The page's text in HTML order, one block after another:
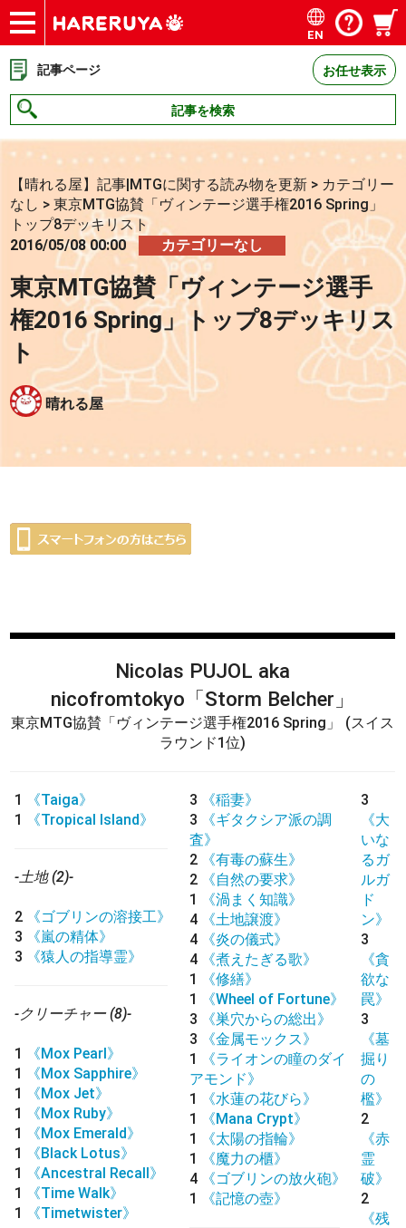
ショップ
買取
記事
デッキ検索
デッキ構築
選手一覧
店舗一覧
イベント
お問い合わせ
EN
記事ページ お任せ表示
記事を検索
【晴れる屋】記事|MTGに関する読み物を更新 > カテゴリー
なし >東京MTG協賛「ヴィンテージ選手権2016 Spring」
トップ8デッキリスト
2016/05/08 00:00
カテゴリーなし
東京MTG協賛「ヴィンテージ選手
権2016 Spring」トップ8デッキリス
ト
晴れる屋
Nicolas PUJOL aka
nicofromtokyo 「Storm Belcher」
東京MTG協賛「ヴィンテージ選手権2016 Spring」
(スイス
ラウンド1位)
1
《Taiga》
1
《Tropical Island》
-土地 (2)-
2
《ゴブリンの溶接工》
3
《嵐の精体》
3
《猿人の指導霊》
-クリーチャー (8)-
1
《Mox Pearl》
1
《Mox Sapphire》
1
《Mox Jet》
1
《Mox Ruby》
1
《Mox Emerald》
1
《Black Lotus》
1
《Ancestral Recall》
1
《Time Walk》
1
《Timetwister》
3
《稲妻》
3
《ギタクシア派の調
査》
2
《有毒の蘇生》
2
《自然の要求》
1
《渦まく知識》
4
《土地譲渡》
4
《炎の儀式》
4
《煮えたぎる歌》
1
《修繕》
1
《Wheel of Fortune》
3
《巣穴からの総出》
3
《金属モックス》
1
《ライオンの瞳のダイ
アモンド》
1
《水蓮の花びら》
1
《Mana Crypt》
1
《太陽の指輪》
1
《魔力の櫃》
4
《ゴブリンの放火砲》
1
《記憶の壺》
3
《大
いな
るガ
ルガ
ド
ン》
3
《貪
欲な
罠》
3
《墓
掘り
の
檻》
2
《赤
霊
破》
2
《残